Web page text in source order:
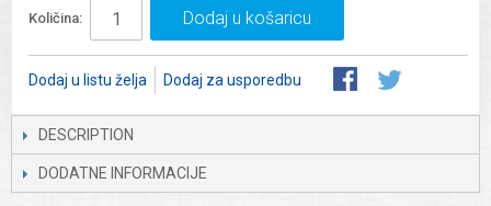
Količina: Dodaj u košaricu
Dodaj u listu želja Dodaj za usporedbu
DESCRIPTION
DODATNE INFORMACIJE